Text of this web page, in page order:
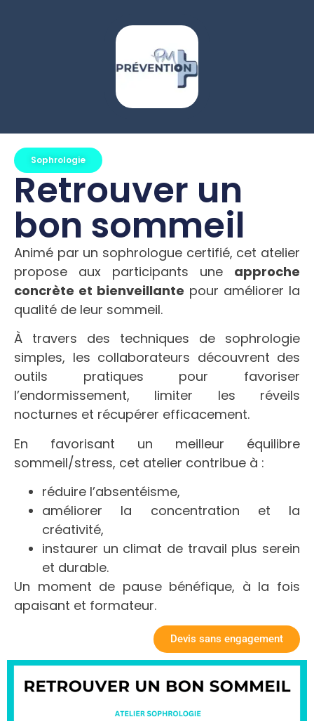
Sophrologie
Retrouver un
bon sommeil
Animé par un sophrologue certifié, cet atelier
propose aux participants une approche
concrète et bienveillante pour améliorer la
qualité de leur sommeil.
À travers des techniques de sophrologie
simples, les collaborateurs découvrent des
outils pratiques pour favoriser
l’endormissement, limiter les réveils
nocturnes et récupérer efficacement.
En favorisant un meilleur équilibre
sommeil/stress, cet atelier contribue à :
réduire l’absentéisme,
améliorer la concentration et la
créativité,
instaurer un climat de travail plus serein
et durable.
Un moment de pause bénéfique, à la fois
apaisant et formateur.
Devis sans engagement